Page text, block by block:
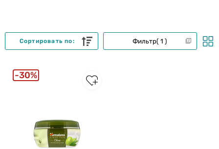
Фильтр 1
Сортировать по:
30%